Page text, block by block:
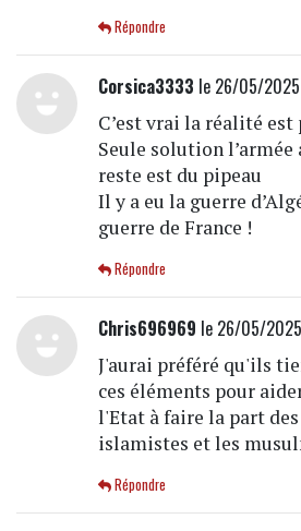
Répondre
Corsica3333 le 26/05/
C’est vrai la réalité est
Seule solution
reste est du pipeau
Il y a eu la guerre
guerre de France !
Répondre
Chris696969 le 26/05/
J'aurai préféré qu'ils
ces éléments pour
l'Etat à faire la part
islamistes et les
Répondre